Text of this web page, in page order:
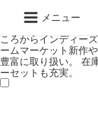
ミアムショップ
ハンマーとボードゲ
ころからインディー
ームマーケット新作
豊富に取り扱い。 在
ーセットも充実。
メニュー